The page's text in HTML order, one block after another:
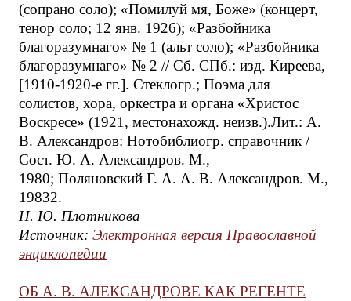
(сопрано соло); «Помилуй мя, Боже» (концерт,
тенор соло; 12 янв. 1926); «Разбойника
благоразумнаго» № 1 (альт соло); «Разбойника
благоразумнаго» № 2 // Сб. СПб.: изд. Киреева,
[1910-1920-е гг.]. Стеклогр.; Поэма для
солистов, хора, оркестра и органа «Христос
Воскресе» (1921, местонахожд. неизв.).Лит.: А.
В. Александров: Нотобиблиогр. справочник /
Сост. Ю. А. Александров. М.,
1980; Поляновский Г. А. А. В. Александров. М.,
19832.
Н. Ю. Плотникова
Источник: Электронная версия Православной
энциклопедии
ОБ А. В. АЛЕКСАНДРОВЕ КАК РЕГЕНТЕ